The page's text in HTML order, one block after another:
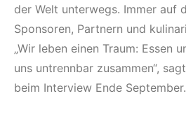
der Welt unterwegs. Immer auf
Sponsoren, Partnern und
„Wir leben einen Traum: Essen
uns untrennbar zusammen“,
beim Interview Ende September.